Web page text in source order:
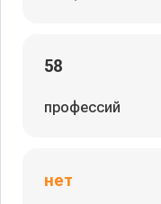
58
профессий
нет